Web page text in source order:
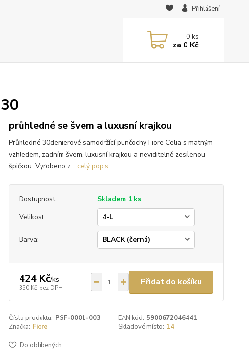
Přihlášení
0ks
za 0 Kč
průhledné se švem a luxusní krajkou
Průhledné 30denierové samodržící punčochy Fiore Celia s matným
vzhledem, zadním švem, luxusní krajkou a neviditelně zesílenou
špičkou. Vyrobeno z... celý popis
Dostupnost
Skladem 1 ks
Velikost:
Barva:
424 Kč/ks
350 Kč bez DPH
Přidat do košíku
Číslo produktu: PSF-0001-003 EAN kód: 5900672046441
Značka: Fiore Skladové místo: 14
Do oblíbených